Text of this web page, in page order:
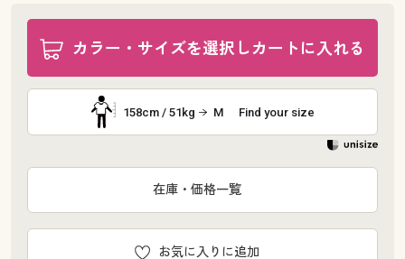
カラー・サイズを選択しカートに入れる
158cm / 51kg M Find your size
お気に入りに追加
在庫・価格一覧